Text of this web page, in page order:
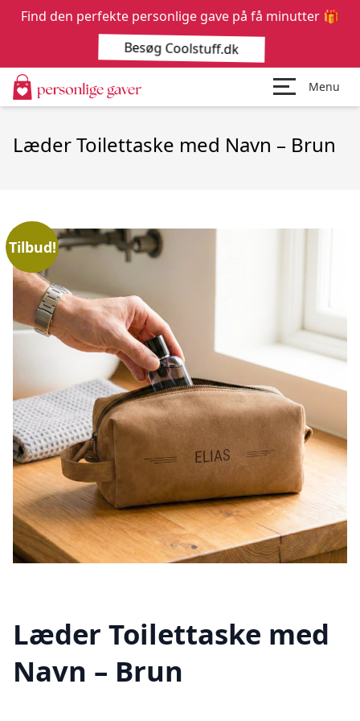
Menu
Læder Toilettaske med Navn – Brun
Tilbud!
Læder Toilettaske med
Navn – Brun
Find den perfekte personlige gave på få minutter 🎁
Besøg Coolstuff.dk